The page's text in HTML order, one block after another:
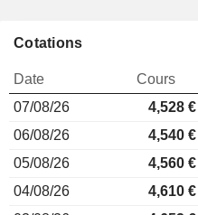
Cotations
Date Cours
07/08/26
4,528 €
06/08/26
4,540 €
05/08/26
4,560 €
04/08/26
4,610 €